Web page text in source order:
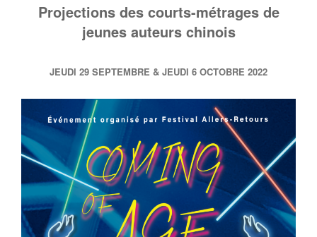
Projections des courts-métrages de
jeunes auteurs chinois
JEUDI 29 SEPTEMBRE & JEUDI 6 OCTOBRE 2022